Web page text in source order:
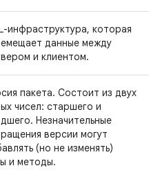
инфраструктура, которая
данные между
и клиентом.
пакета. Состоит из двух
чисел: старшего и
Незначительные
версии могут
(но не изменять)
и методы.